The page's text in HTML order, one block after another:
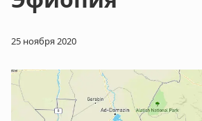
25 ноября 2020